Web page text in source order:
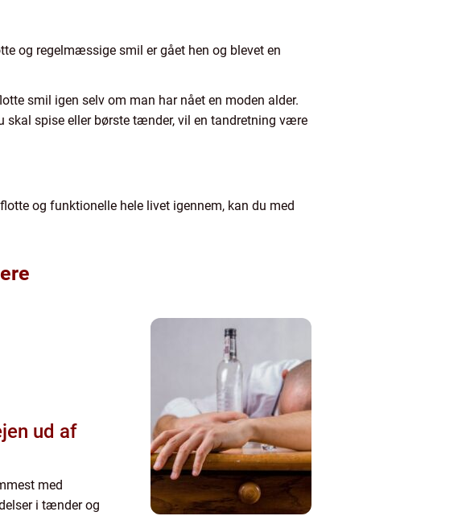
og regelmæssige smil er gået hen og blevet en
smil igen selv om man har nået en moden alder.
spise eller børste tænder, vil en tandretning være
og funktionelle hele livet igennem, kan du med
med
i tænder og